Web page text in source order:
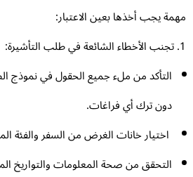
يجب أخذها بعين الاعتبار:
التأكد من ملء جميع الحقول في نموذج
دون ترك أي فراغات.
اختيار خانات الغرض من السفر والفئة
التحقق من صحة المعلومات والتواريخ